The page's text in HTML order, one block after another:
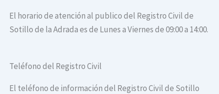
El horario de atención al publico del Registro Civil de
Sotillo de la Adrada es de Lunes a Viernes de 09:00 a 14:00.
Teléfono del Registro Civil
El teléfono de información del Registro Civil de Sotillo